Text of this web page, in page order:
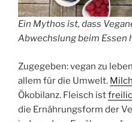
Ein Mythos ist, dass
Abwechslung beim Essen
Zugegeben: vegan zu
allem für die Umwelt. Milch
Ökobilanz. Fleisch ist
die Ernährungsform der